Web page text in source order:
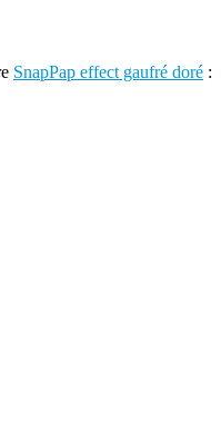
SnapPap effect gaufré doré :